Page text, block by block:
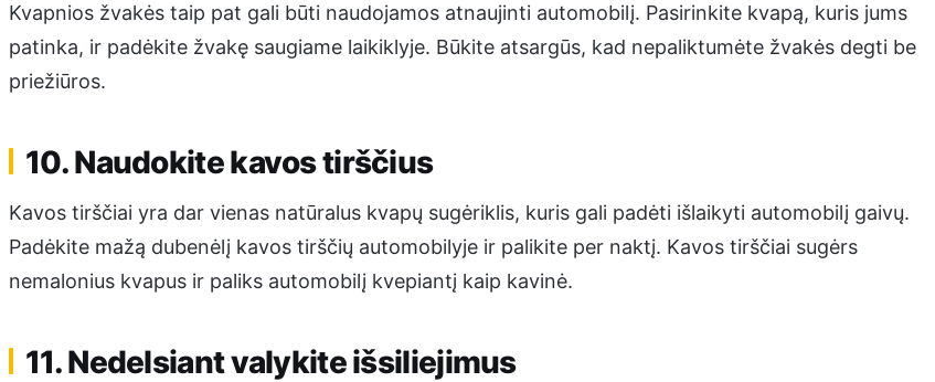
Kvapnios žvakės taip pat gali būti naudojamos atnaujinti automobilį. Pasirinkite kvapą, kuris jums
patinka, ir padėkite žvakę saugiame laikiklyje. Būkite atsargūs, kad nepaliktumėte žvakės degti be
priežiūros.
10. Naudokite kavos tirščius
Kavos tirščiai yra dar vienas natūralus kvapų sugėriklis, kuris gali padėti išlaikyti automobilį gaivų.
Padėkite mažą dubenėlį kavos tirščių automobilyje ir palikite per naktį. Kavos tirščiai sugėrs
nemalonius kvapus ir paliks automobilį kvepiantį kaip kavinė.
11. Nedelsiant valykite išsiliejimus